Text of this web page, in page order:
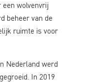
wolvenvrij
beheer van de
ruimte is voor
Nederland werd
In 2019